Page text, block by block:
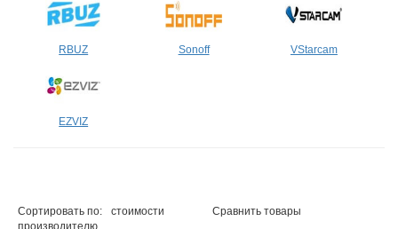
RBUZ Sonoff VStarcam
EZVIZ
Сортировать по:
стоимости
производителю
Сравнить товары